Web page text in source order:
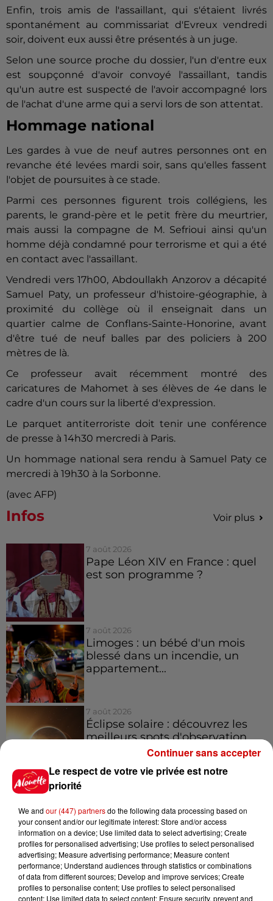
Enfin, trois amis de l'assaillant, qui s'étaient livrés
spontanément au commissariat d'Evreux vendredi
soir, doivent eux aussi être présentés à un juge.
Selon une source proche du dossier, l'un d'entre eux
est soupçonné d'avoir convoyé l'assaillant, tandis
qu'un autre est suspecté de l'avoir accompagné lors
de l'achat d'une arme qui a servi lors de son attentat.
Hommage national
Les gardes à vue de neuf autres personnes ont en
revanche été levées mardi soir, sans qu'elles fassent
l'objet de poursuites à ce stade.
Parmi ces personnes figurent trois collégiens, les
parents, le grand-père et le petit frère du meurtrier,
mais aussi la compagne de M. Sefrioui ainsi qu'un
homme déjà condamné pour terrorisme et qui a été
en contact avec l'assaillant.
Vendredi vers 17h00, Abdoullakh Anzorov a décapité
Samuel Paty, un professeur d'histoire-géographie, à
proximité du collège où il enseignait dans un
quartier calme de
Conflans-Sainte-Honorine, avant
d'être tué de neuf balles par des policiers à 200
mètres de là.
Ce professeur avait récemment montré des
caricatures de Mahomet à ses élèves de 4e dans le
cadre d'un cours sur la liberté d'expression.
Le parquet antiterroriste doit tenir une conférence
de presse à 14h30 mercredi à Paris.
Un hommage national sera rendu à Samuel Paty ce
mercredi à 19h30 à la Sorbonne.
(avec AFP)
Infos Voir plus
7 août 2026
Pape Léon XIV en France : quel
est son programme ?
7 août 2026
Limoges : un bébé d'un mois
blessé dans un incendie, un
appartement...
7 août 2026
Éclipse solaire : découvrez les
meilleurs spots d'observation
À LA UNE : professeur
condamné, repreneurs pour
Duralex et la...
Le respect de votre vie privée est notre
priorité
We and our (447) partnersdo the following data processing based on
your consent and/or our legitimate interest: Store and/or access
information on a device; Use limited data to select advertising; Create
profiles for personalised advertising; Use profiles to select personalised
advertising; Measure advertising performance; Measure content
performance; Understand audiences through statistics or combinations
of data from different sources; Develop and improve services; Create
profiles to personalise content; Use profiles to select personalised
content; Use limited data to select content; Ensure security, prevent and
Continuer sans accepter